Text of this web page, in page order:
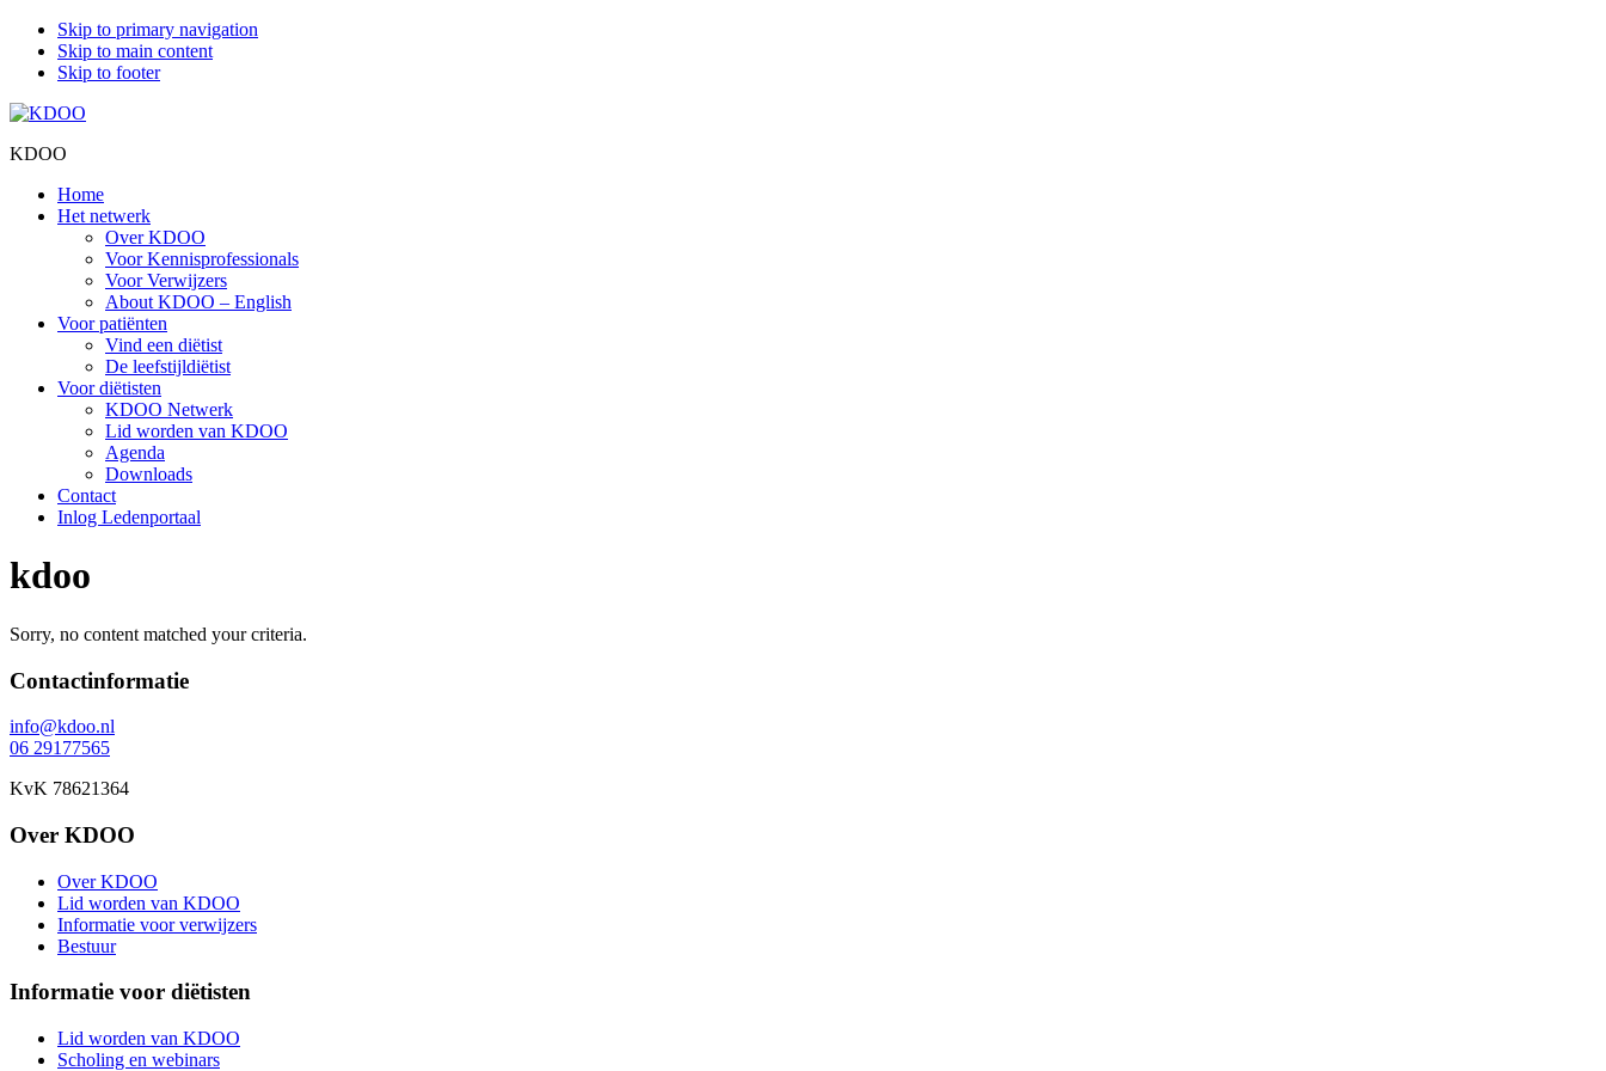
Skip to primary navigation
Skip to main content
Skip to footer
KDOO
Home
Het netwerk
Over KDOO
Voor Kennisprofessionals
Voor Verwijzers
About KDOO – English
Voor patiënten
Vind een diëtist
De leefstijldiëtist
Voor diëtisten
KDOO Netwerk
Lid worden van KDOO
Agenda
Downloads
Contact
Inlog Ledenportaal
kdoo
Sorry, no content matched your criteria.
Footer
Contactinformatie
info@kdoo.nl
06 29177565
KvK 78621364
Over KDOO
Over KDOO
Lid worden van KDOO
Informatie voor verwijzers
Bestuur
Informatie voor diëtisten
Lid worden van KDOO
Scholing en webinars